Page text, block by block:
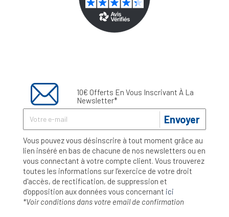
10€ Offerts En Vous Inscrivant À La
Newsletter*
Envoyer
Vous pouvez vous désinscrire à tout moment grâce au
lien inséré en bas de chacune de nos newsletters ou en
vous connectant à votre compte client. Vous trouverez
toutes les informations sur l’exercice de votre droit
d'accès, de rectification, de suppression et
d'opposition aux données vous concernant ici
*Voir conditions dans votre email de confirmation